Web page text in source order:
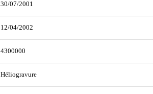
30/07/2001
12/04/2002
4300000
Héliogravure